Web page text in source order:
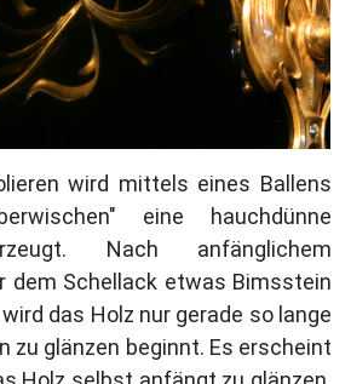
wird mittels eines Ballens
eine hauchdünne
Nach anfänglichem
dem Schellack etwas Bimsstein
das Holz nur gerade so lange
zu glänzen beginnt. Es erscheint